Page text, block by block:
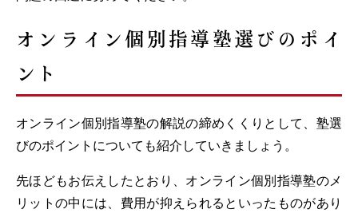
オンライン個別指導塾選びのポイ
ント
オンライン個別指導塾の解説の締めくくりとして、塾選
びのポイントについても紹介していきましょう。
先ほどもお伝えしたとおり、オンライン個別指導塾のメ
リットの中には、費用が抑えられるといったものがあり